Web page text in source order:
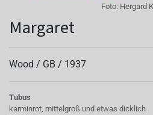
Foto: Hergard
Margaret
Wood / GB / 1937
Tubus
karminrot, mittelgroß und etwas dicklich